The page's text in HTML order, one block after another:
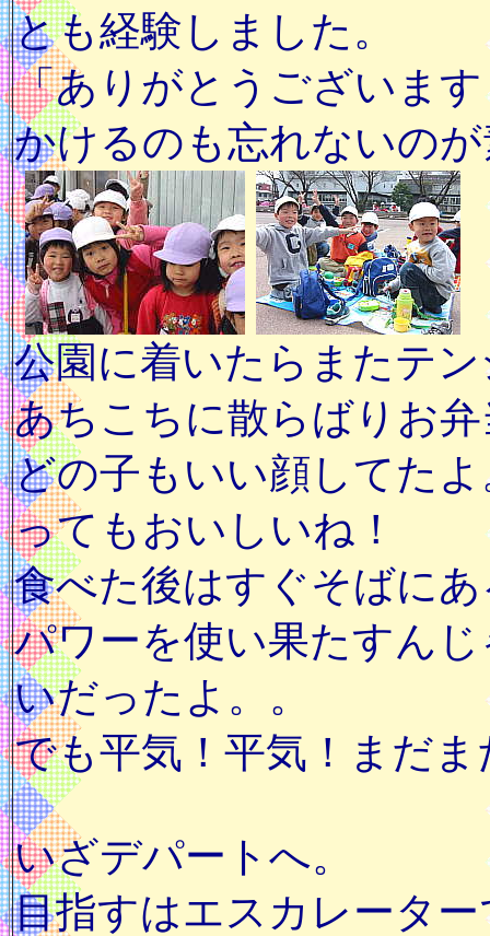
とも経験しました。
「ありがとうございま
かけるのも忘れないの
公園に着いたらまたテ
あちこちに散らばりお
どの子もいい顔してた
ってもおいしいね！
食べた後はすぐそばに
パワーを使い果たすん
いだったよ。。
でも平気！平気！まだ
いざデパートへ。
目指すはエスカレータ